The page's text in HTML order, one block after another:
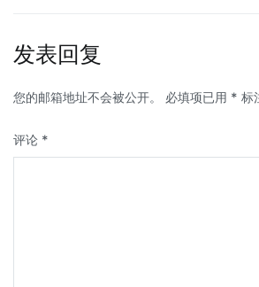
发表回复
您的邮箱地址不会被公开。 必填项已用 * 标
评论 *